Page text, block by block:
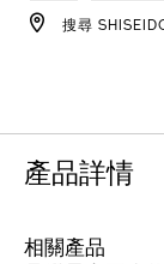
OPTIONS
搜尋
產品詳情
相關產品